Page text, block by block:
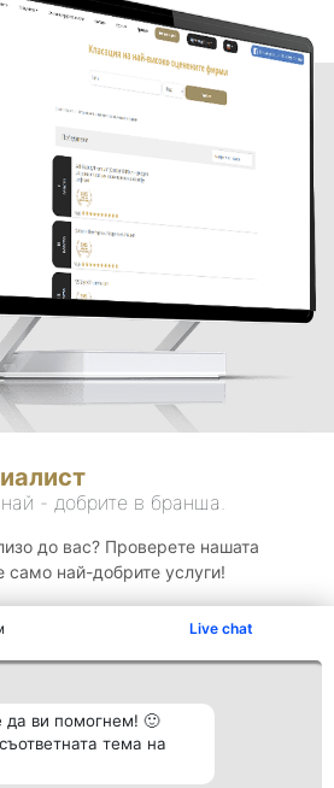
Live chat
да ви помогнем! 🙂
тема на
- добрите в бранша.
до вас? Проверете нашата
само най-добрите услуги!